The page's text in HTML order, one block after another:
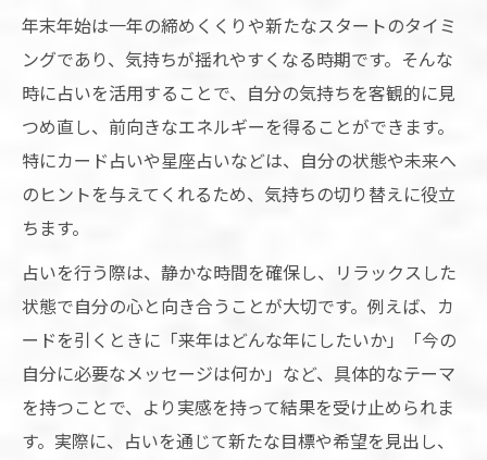
占いとスピリチュアルで始める新年の運気
アップ
年末年始ならではの運気を引き寄せる占い
術
占いを活かした年始の開運行動アイデア集
ト
占いを活用する年末年始の開運習慣
年末年始の開運習慣に占いを取り入れる利
点
占いと風水を組み合わせる年末年始の過ご
し方
年末年始は一年の締めくくりや新たなスタートのタイミ
ングであり、気持ちが揺れやすくなる時期です。そんな
時に占いを活用することで、自分の気持ちを客観的に見
つめ直し、前向きなエネルギーを得ることができます。
特にカード占いや星座占いなどは、自分の状態や未来へ
のヒントを与えてくれるため、気持ちの切り替えに役立
ちます。
占いを行う際は、静かな時間を確保し、リラックスした
状態で自分の心と向き合うことが大切です。例えば、カ
ードを引くときに「来年はどんな年にしたいか」「今の
自分に必要なメッセージは何か」など、具体的なテーマ
を持つことで、より実感を持って結果を受け止められま
す。実際に、占いを通じて新たな目標や希望を見出し、